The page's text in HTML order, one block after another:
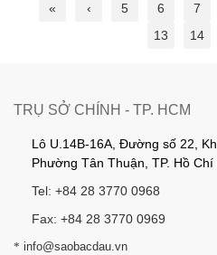
« ‹ 5 6 7
13
14
TRỤ SỞ CHÍNH - TP. HCM
Lô U.14B-16A, Đường số 22,
Phường Tân Thuận, TP. Hồ Chí
Tel: +84 28 3770 0968
Fax: +84 28 3770 0969
* info@saobacdau.vn